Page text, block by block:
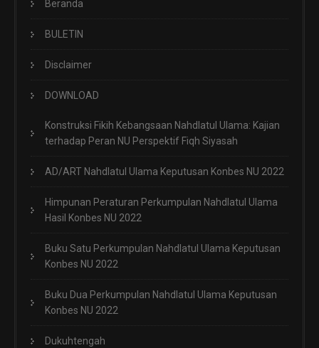
Beranda
BULETIN
Disclaimer
DOWNLOAD
Konstruksi Fikih Kebangsaan Nahdlatul Ulama: Kajian
terhadap Peran NU Perspektif Fiqh Siyasah
AD/ART Nahdlatul Ulama Keputusan Konbes NU 2022
Himpunan Peraturan Perkumpulan Nahdlatul Ulama
Hasil Konbes NU 2022
Buku Satu Perkumpulan Nahdlatul Ulama Keputusan
Konbes NU 2022
Buku Dua Perkumpulan Nahdlatul Ulama Keputusan
Konbes NU 2022
Dukuhtengah